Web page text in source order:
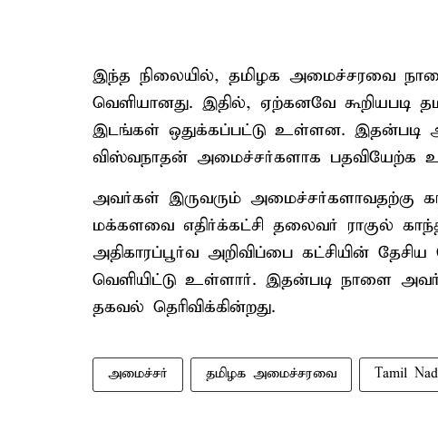
இந்த நிலையில், தமிழக அமைச்சரவை
வெளியானது. இதில், ஏற்கனவே கூறியபடி
இடங்கள் ஒதுக்கப்பட்டு உள்ளன. இதன்படி
விஸ்வநாதன் அமைச்சர்களாக பதவியேற்க
அவர்கள் இருவரும் அமைச்சர்களாவதற்கு
மக்களவை எதிர்க்கட்சி தலைவர் ராகுல்
அதிகாரப்பூர்வ அறிவிப்பை கட்சியின்
வெளியிட்டு உள்ளார். இதன்படி நாளை
தகவல் தெரிவிக்கின்றது.
அமைச்சர் தமிழக அமைச்சரவை Tamil